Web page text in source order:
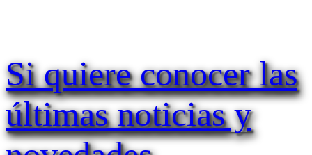
Si quiere conocer las
últimas noticias y